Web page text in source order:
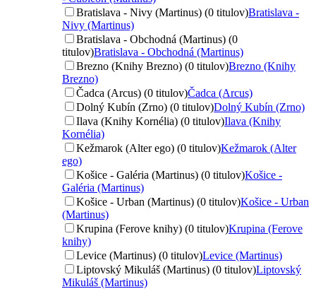
Bratislava - Nivy (Martinus) (0 titulov)Bratislava -
Nivy (Martinus)
Bratislava - Obchodná (Martinus) (0
titulov)Bratislava - Obchodná (Martinus)
Brezno (Knihy Brezno) (0 titulov)Brezno (Knihy
Brezno)
Čadca (Arcus) (0 titulov)Čadca (Arcus)
Dolný Kubín (Zrno) (0 titulov)Dolný Kubín (Zrno)
Ilava (Knihy Kornélia) (0 titulov)Ilava (Knihy
Kornélia)
Kežmarok (Alter ego) (0 titulov)Kežmarok (Alter
ego)
Košice - Galéria (Martinus) (0 titulov)Košice -
Galéria (Martinus)
Košice - Urban (Martinus) (0 titulov)Košice - Urban
(Martinus)
Krupina (Ferove knihy) (0 titulov)Krupina (Ferove
knihy)
Levice (Martinus) (0 titulov)Levice (Martinus)
Liptovský Mikuláš (Martinus) (0 titulov)Liptovský
Mikuláš (Martinus)